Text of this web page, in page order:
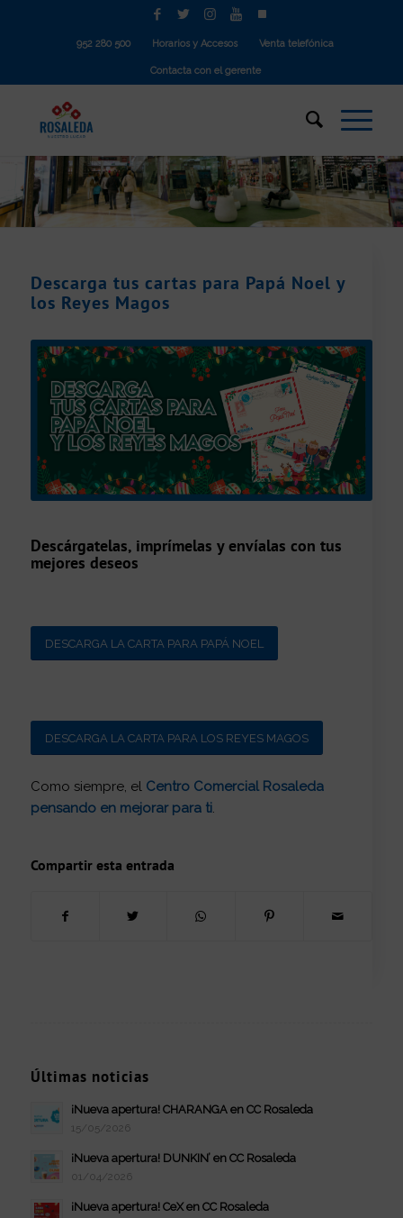
952 280 500 Horarios y Accesos Venta telefónica
Contacta con el gerente
Descarga tus cartas para Papá Noel y
los Reyes Magos
Descárgatelas, imprímelas y envíalas con tus
mejores deseos
DESCARGA LA CARTA PARA PAPÁ NOEL
DESCARGA LA CARTA PARA LOS REYES MAGOS
Como siempre, el Centro Comercial Rosaleda
pensando en mejorar para ti.
Compartir esta entrada
Últimas noticias
¡Nueva apertura! CHARANGA en CC Rosaleda
15/05/2026
¡Nueva apertura! DUNKIN’ en CC Rosaleda
01/04/2026
¡Nueva apertura! CeX en CC Rosaleda